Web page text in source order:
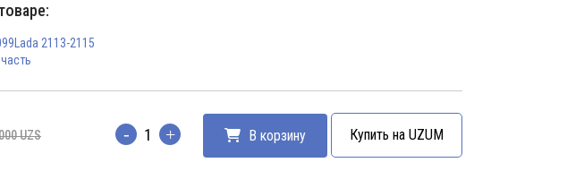
Lada 2113-2115
UZS Количество В корзину Купить на UZUM